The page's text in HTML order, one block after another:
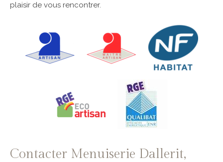
plaisir de vous rencontrer.
Contacter Menuiserie Dallerit,